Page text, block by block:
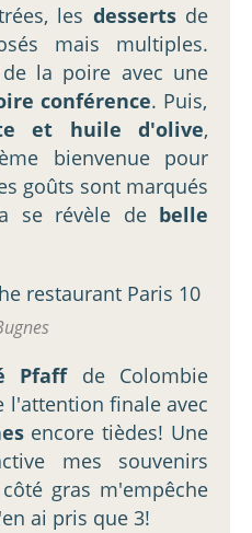
les desserts de
mais multiples.
la poire avec une
conférence. Puis,
et huile d'olive,
bienvenue pour
goûts sont marqués
se révèle de belle
Pfaff de Colombie
l'attention finale avec
encore tièdes! Une
mes souvenirs
gras m'empêche
ai pris que 3!